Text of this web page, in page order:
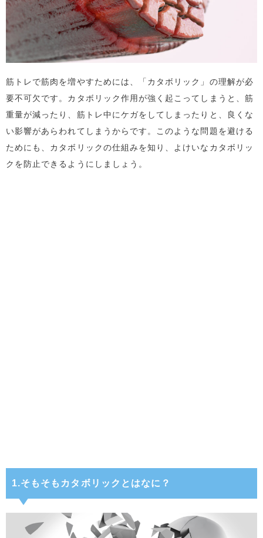
筋トレで筋肉を増やすためには、「カタボリック」の理解が必
要不可欠です。カタボリック作用が強く起こってしまうと、筋
重量が減ったり、筋トレ中にケガをしてしまったりと、良くな
い影響があらわれてしまうからです。このような問題を避ける
ためにも、カタボリックの仕組みを知り、よけいなカタボリッ
クを防止できるようにしましょう。
1.そもそもカタボリックとはなに？